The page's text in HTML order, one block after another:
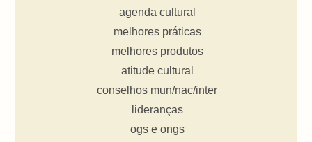
agenda cultural
melhores práticas
melhores produtos
atitude cultural
conselhos mun/nac/inter
lideranças
ogs e ongs